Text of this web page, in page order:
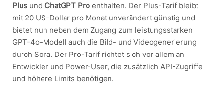
Plusund ChatGPT Proenthalten. Der Plus-Tarif bleibt
mit 20 US-Dollar pro Monat unverändert günstig und
bietet nun neben dem Zugang zum leistungsstarken
GPT-4o-Modell auch die Bild- und Videogenerierung
durch Sora. Der Pro-Tarif richtet sich vor allem an
Entwickler und Power-User, die zusätzlich API-Zugriffe
und höhere Limits benötigen.